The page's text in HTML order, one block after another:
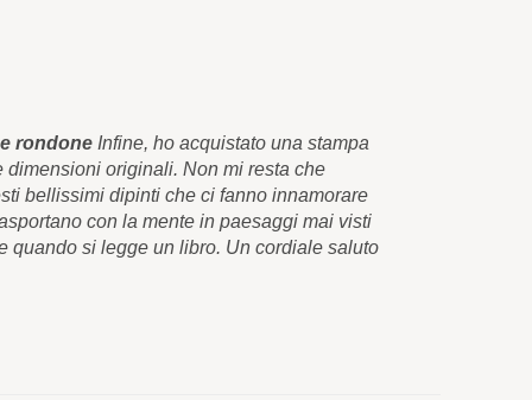
rondone Infine, ho acquistato una stampa
dimensioni originali. Non mi resta che
bellissimi dipinti che ci fanno innamorare
con la mente in paesaggi mai visti
quando si legge un libro. Un cordiale saluto